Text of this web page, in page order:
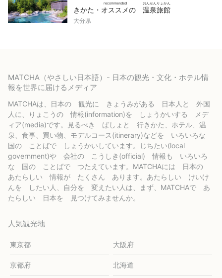
きかた・ オススメ
recommended
の 温泉旅館
おんせんりょかん
大分県
MATCHA（やさしい日本語）- 日本の観光・文化・ホテル情
報を世界に届けるメディア
MATCHAは、日本の 観光に きょうみがある 日本人と 外国
人に、りょこうの 情報(information)を しょうかいする メデ
ィア(media)です。見るべき ばしょと 行きかた、ホテル、温
泉、食事、買い物、モデルコース(itinerary)などを いろいろな
国の ことばで しょうかいしています。じちたい(local
government)や 会社の こうしき(official) 情報も いろいろ
な 国の ことばで つたえています。MATCHAには 日本の
あたらしい 情報が たくさん あります。あたらしい けいけ
んを したい人、自分を 変えたい人は、まず、MATCHAで あ
たらしい 日本を 見つけてみませんか。
人気観光地
東京都 大阪府
京都府 北海道